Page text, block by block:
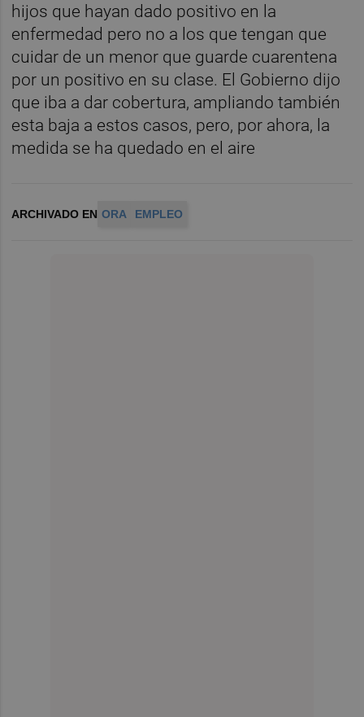
hijos que hayan dado positivo en la
enfermedad pero no a los que tengan que
cuidar de un menor que guarde cuarentena
por un positivo en su clase. El Gobierno dijo
que iba a dar cobertura, ampliando también
esta baja a estos casos, pero, por ahora, la
medida se ha quedado en el aire
ARCHIVADO EN ORA EMPLEO